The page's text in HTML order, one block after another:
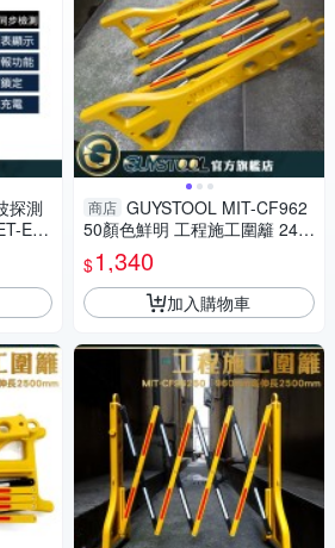
探測
EW
現
商店 GUYSTOOL MIT-CF962
50顏色鮮明 工程施工圍籬 240
~2500mm 摺疊護欄 醒目 室外
裝修 安全防護圍欄
$1,340
加入購物車